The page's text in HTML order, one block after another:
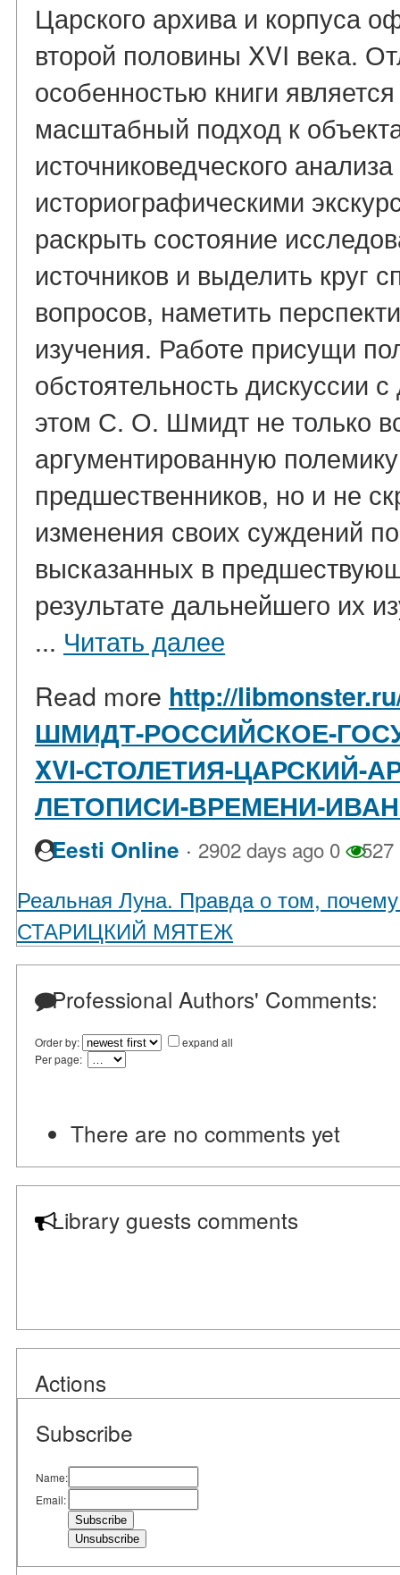
Царского архива и корпуса
второй половины XVI века.
особенностью книги
масштабный подход к
источниковедческого
историографическими
раскрыть состояние
источников и выделить круг
вопросов, наметить
изучения. Работе присущи
обстоятельность дискуссии
этом С. О. Шмидт не только
аргументированную
предшественников, но и не
изменения своих суждений
высказанных в
результате дальнейшего их
... Читать далее
Read more http://
ШМИДТ-РОССИЙСКОЕ-
XVI-СТОЛЕТИЯ-ЦАРСКИЙ-
ЛЕТОПИСИ-ВРЕМЕНИ-
Eesti Online · 2902 days ago 0 527
Реальная Луна. Правда о том,
СТАРИЦКИЙ МЯТЕЖ
Professional Authors' Comments:
Order by:
expand all
Per page:
There are no comments yet
Library guests comments
Actions
Subscribe
Name:
Email: